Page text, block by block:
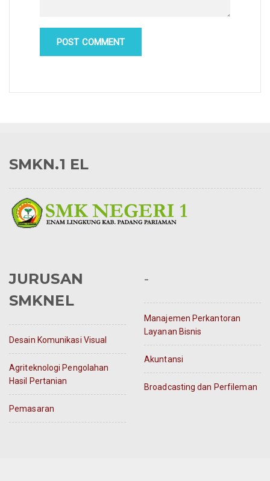
SMKN.1 EL
JURUSAN
SMKNEL
Desain Komunikasi Visual
Agriteknologi Pengolahan
Hasil Pertanian
Pemasaran
-
Manajemen Perkantoran
Layanan Bisnis
Akuntansi
Broadcasting dan Perfileman